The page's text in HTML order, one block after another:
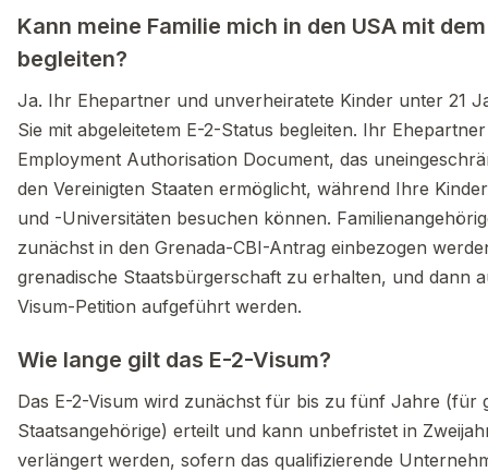
Kann meine Familie mich in den USA mit
begleiten?
Ja. Ihr Ehepartner und unverheiratete Kinder unter 21
Sie mit abgeleitetem E-2-Status begleiten. Ihr
Employment Authorisation Document, das
den Vereinigten Staaten ermöglicht, während Ihre
und -Universitäten besuchen können.
zunächst in den Grenada-CBI-Antrag einbezogen
grenadische Staatsbürgerschaft zu erhalten, und dann
Visum-Petition aufgeführt werden.
Wie lange gilt das E-2-Visum?
Das E-2-Visum wird zunächst für bis zu fünf Jahre (für
Staatsangehörige) erteilt und kann unbefristet in
verlängert werden, sofern das qualifizierende